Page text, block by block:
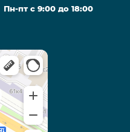
Пн-пт с 9:00 до 18:00